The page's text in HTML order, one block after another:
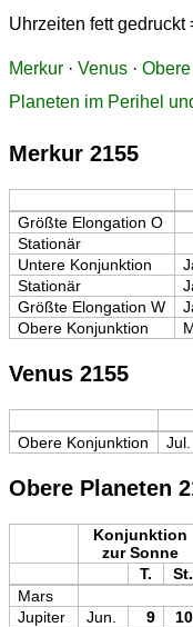
Uhrzeiten fett gedruckt
Merkur · Venus ·
Planeten im Perihel
Merkur 2155
Größte Elongation O
Stationär
Untere Konjunktion
Stationär
Größte Elongation W
Obere Konjunktion
Venus 2155
Obere Konjunktion
Jul.
Obere Planeten
Konjunktion
zur Sonne
T.
St.
Mars
Jupiter
Jun. 9 10